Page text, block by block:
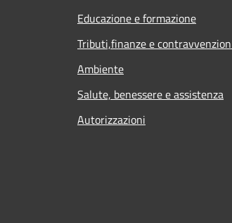
Educazione e formazione
Tributi,finanze e
Ambiente
Salute, benessere e assistenza
Autorizzazioni